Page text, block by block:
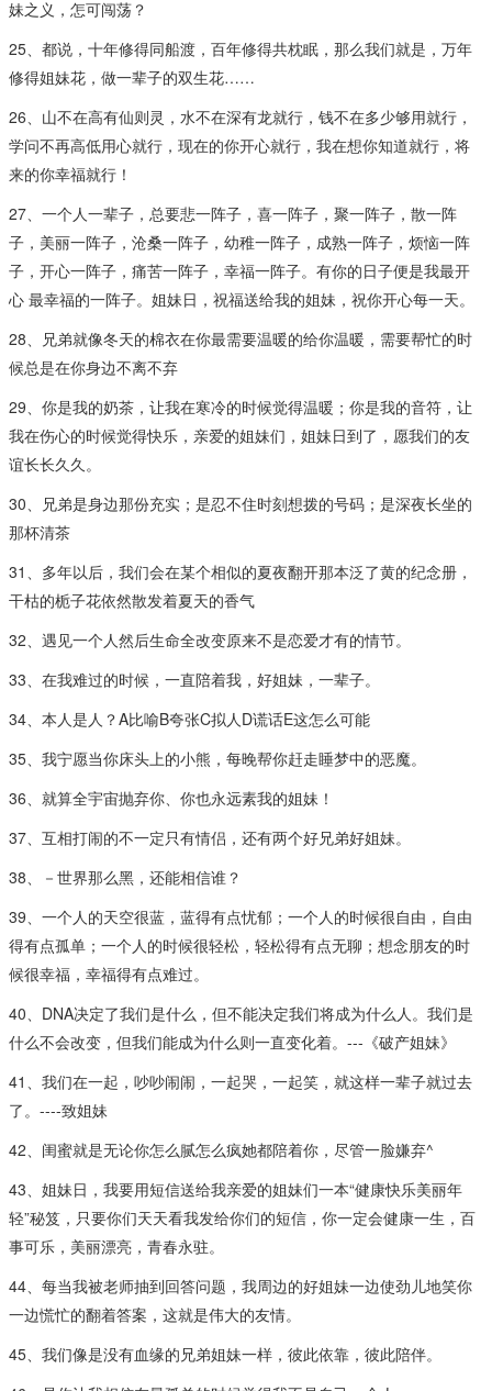
妹之义，怎可闯荡？
25、都说，十年修得同船渡，百年修得共枕眠，那么我们就是，万年
修得姐妹花，做一辈子的双生花……
26、山不在高有仙则灵，水不在深有龙就行，钱不在多少够用就行，
学问不再高低用心就行，现在的你开心就行，我在想你知道就行，将
来的你幸福就行！
27、一个人一辈子，总要悲一阵子，喜一阵子，聚一阵子，散一阵
子，美丽一阵子，沧桑一阵子，幼稚一阵子，成熟一阵子，烦恼一阵
子，开心一阵子，痛苦一阵子，幸福一阵子。有你的日子便是我最开
心 最幸福的一阵子。姐妹日，祝福送给我的姐妹，祝你开心每一天。
28、兄弟就像冬天的棉衣在你最需要温暖的给你温暖，需要帮忙的时
候总是在你身边不离不弃
29、你是我的奶茶，让我在寒冷的时候觉得温暖；你是我的音符，让
我在伤心的时候觉得快乐，亲爱的姐妹们，姐妹日到了，愿我们的友
谊长长久久。
30、兄弟是身边那份充实；是忍不住时刻想拨的号码；是深夜长坐的
那杯清茶
31、多年以后，我们会在某个相似的夏夜翻开那本泛了黄的纪念册，
干枯的栀子花依然散发着夏天的香气
32、遇见一个人然后生命全改变原来不是恋爱才有的情节。
33、在我难过的时候，一直陪着我，好姐妹，一辈子。
34、本人是人？A比喻B夸张C拟人D谎话E这怎么可能
35、我宁愿当你床头上的小熊，每晚帮你赶走睡梦中的恶魔。
36、就算全宇宙抛弃你、你也永远素我的姐妹！
37、互相打闹的不一定只有情侣，还有两个好兄弟好姐妹。
38、－世界那么黑，还能相信谁？
39、一个人的天空很蓝，蓝得有点忧郁；一个人的时候很自由，自由
得有点孤单；一个人的时候很轻松，轻松得有点无聊；想念朋友的时
候很幸福，幸福得有点难过。
40、DNA决定了我们是什么，但不能决定我们将成为什么人。我们是
什么不会改变，但我们能成为什么则一直变化着。---《破产姐妹》
41、我们在一起，吵吵闹闹，一起哭，一起笑，就这样一辈子就过去
了。----致姐妹
42、闺蜜就是无论你怎么腻怎么疯她都陪着你，尽管一脸嫌弃^
43、姐妹日，我要用短信送给我亲爱的姐妹们一本“健康快乐美丽年
轻”秘笈，只要你们天天看我发给你们的短信，你一定会健康一生，百
事可乐，美丽漂亮，青春永驻。
44、每当我被老师抽到回答问题，我周边的好姐妹一边使劲儿地笑你
一边慌忙的翻着答案，这就是伟大的友情。
45、我们像是没有血缘的兄弟姐妹一样，彼此依靠，彼此陪伴。